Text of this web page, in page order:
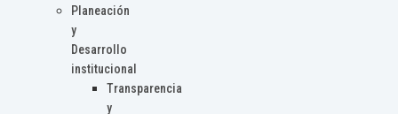
Planeación
y
Desarrollo
institucional
Transparencia
y